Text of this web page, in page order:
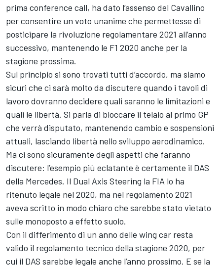
prima conference call, ha dato l’assenso del Cavallino
per consentire un voto unanime che permettesse di
posticipare la rivoluzione regolamentare 2021 all’anno
successivo, mantenendo le F1 2020 anche per la
stagione prossima.
Sul principio si sono trovati tutti d’accordo, ma siamo
sicuri che ci sarà molto da discutere quando i tavoli di
lavoro dovranno decidere quali saranno le limitazioni e
quali le libertà. Si parla di bloccare il telaio al primo GP
che verrà disputato, mantenendo cambio e sospensioni
attuali, lasciando libertà nello sviluppo aerodinamico.
Ma ci sono sicuramente degli aspetti che faranno
discutere: l’esempio più eclatante è certamente il DAS
della Mercedes. Il Dual Axis Steering la FIA lo ha
ritenuto legale nel 2020, ma nel regolamento 2021
aveva scritto in modo chiaro che sarebbe stato vietato
sulle monoposto a effetto suolo.
Con il differimento di un anno delle wing car resta
valido il regolamento tecnico della stagione 2020, per
cui il DAS sarebbe legale anche l’anno prossimo. E se la